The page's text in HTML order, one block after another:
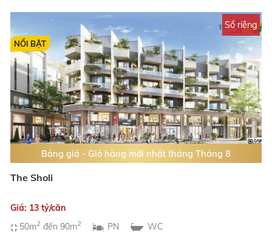
Sổ riêng
Bảng giá - Giỏ hàng mới nhất tháng Tháng 8
NỔI BẬT
The Sholi
Giá: 13 tỷ/căn
50m2 đến 90m2 PN WC